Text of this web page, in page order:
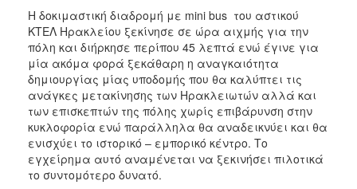
Η δοκιμαστική διαδρομή με mini bus του αστικού
ΚΤΕΛ Ηρακλείου ξεκίνησε σε ώρα αιχμής για την
πόλη και διήρκησε περίπου 45 λεπτά ενώ έγινε για
μία ακόμα φορά ξεκάθαρη η αναγκαιότητα
δημιουργίας μίας υποδομής που θα καλύπτει τις
ανάγκες μετακίνησης των Ηρακλειωτών αλλά και
των επισκεπτών της πόλης χωρίς επιβάρυνση στην
κυκλοφορία ενώ παράλληλα θα αναδεικνύει και θα
ενισχύει το ιστορικό – εμπορικό κέντρο. Το
εγχείρημα αυτό αναμένεται να ξεκινήσει πιλοτικά
το συντομότερο δυνατό.